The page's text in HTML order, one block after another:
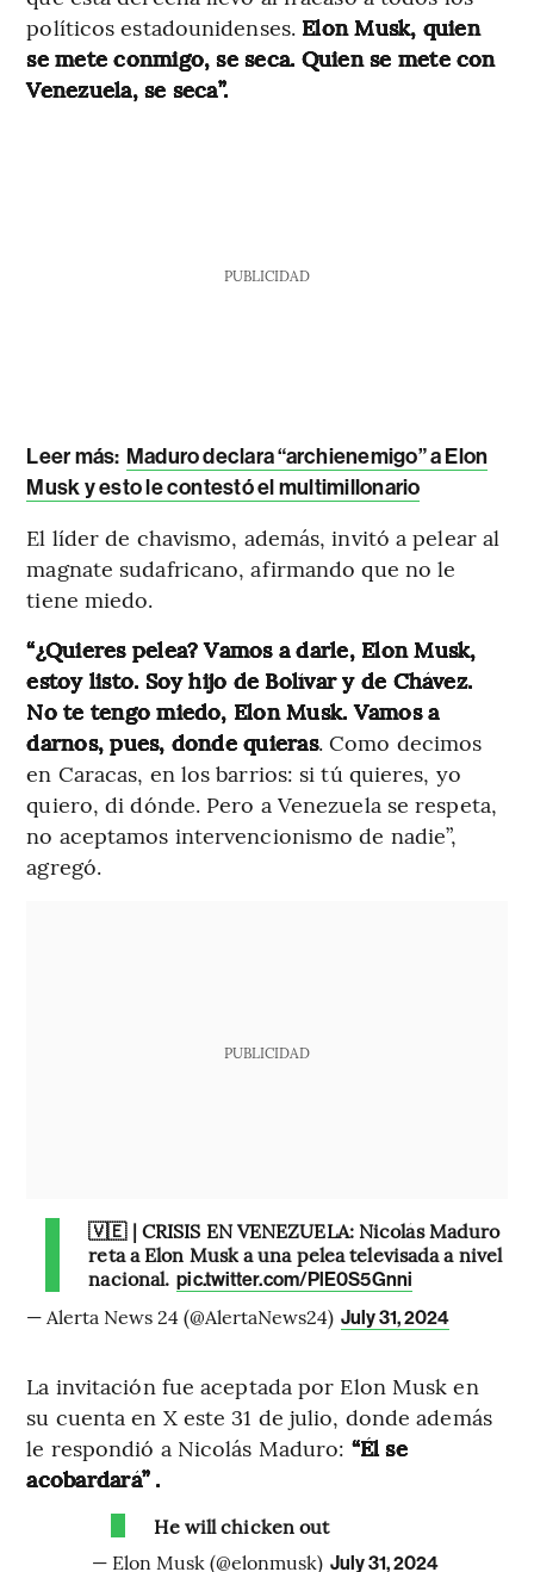
políticos estadounidenses. Elon Musk, quien
se mete conmigo, se seca. Quien se mete con
Venezuela, se seca”.
PUBLICIDAD
Leer más: Maduro declara “archienemigo” a Elon
Musk y esto le contestó el multimillonario
El líder de chavismo, además, invitó a pelear al
magnate sudafricano, afirmando que no le
tiene miedo.
“¿Quieres pelea? Vamos a darle, Elon Musk,
estoy listo. Soy hijo de Bolívar y de Chávez.
No te tengo miedo, Elon Musk. Vamos a
darnos, pues, donde quieras. Como decimos
en Caracas, en los barrios: si tú quieres, yo
quiero, di dónde. Pero a Venezuela se respeta,
no aceptamos intervencionismo de nadie”,
agregó.
PUBLICIDAD
🇻🇪 | CRISIS EN VENEZUELA: Nicolás Maduro
reta a Elon Musk a una pelea televisada a nivel
nacional. pic.twitter.com/PlE0S5Gnni
— Alerta News 24 (@AlertaNews24) July 31, 2024
La invitación fue aceptada por Elon Musk en
su cuenta en X este 31 de julio, donde además
le respondió a Nicolás Maduro: “Él se
acobardará” .
He will chicken out
— Elon Musk (@elonmusk) July 31, 2024